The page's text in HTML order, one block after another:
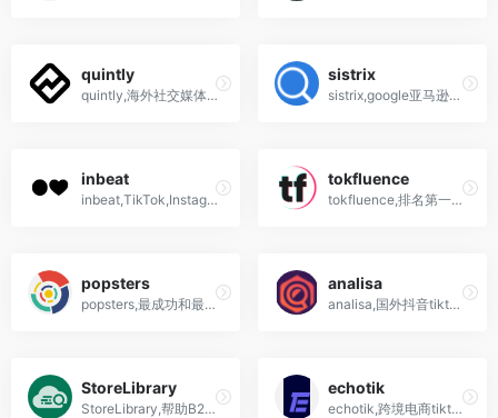
quintly
quintly,海外社交媒体分析工具,instagram,Facebook.twitter,linkedin,tiktok,youtube..
sistrix
sistrix,google亚马逊seo关键词工具,社交媒体分析,tiktok,Instagram,youtubesistrix是您的多合一SEO软件,提高您的知名度,提高自然流量,分析你的竞争对手,揭开成功秘诀!改善您的网站,解决页面问题!打造完美内...
inbeat
inbeat,TikTok,Instagram红人营销挖掘工具,账号分析平台
tokfluence
tokfluence,排名第一的tiktok数据分析平台工具软件,国外版抖音
popsters
popsters,最成功和最有效的社交媒体内容分析工具,监视您的竞争对手
analisa
analisa,国外抖音tiktok,instagram数据分析工具平台软件
StoreLibrary
StoreLibrary,帮助B2B、B2C企业挖掘客户研究竞争对手的工具
echotik
echotik,跨境电商tiktok选品工具,海外短视频及直播电商数据分析平台